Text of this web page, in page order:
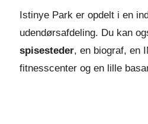
Istinye Park er opdelt i en
udendørsafdeling. Du kan
spisesteder, en biograf, en
fitnesscenter og en lille